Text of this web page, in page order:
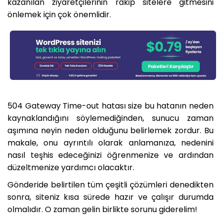
önlemek için çok önemlidir.
504 Gateway Time-out hatası size bu hatanın neden
kaynaklandığını söylemediğinden, sunucu zaman
aşımına neyin neden olduğunu belirlemek zordur. Bu
makale, onu ayrıntılı olarak anlamanıza, nedenini
nasıl teşhis edeceğinizi öğrenmenize ve ardından
düzeltmenize yardımcı olacaktır.
Gönderide belirtilen tüm çeşitli çözümleri denedikten
sonra, siteniz kısa sürede hazır ve çalışır durumda
olmalıdır. O zaman gelin birlikte sorunu giderelim!